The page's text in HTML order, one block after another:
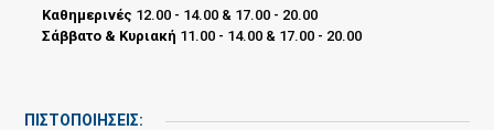
Καθημερινές 12.00 - 14.00 & 17.00 - 20.00
Σάββατο & Κυριακή 11.00 - 14.00 & 17.00 - 20.00
ΠΙΣΤΟΠΟΙΗΣΕΙΣ: